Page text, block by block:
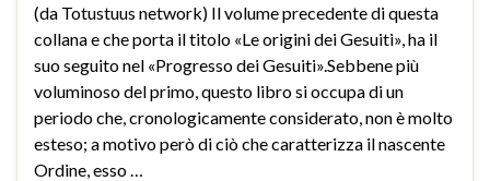
(da Totustuus network) Il volume precedente di questa
collana e che porta il titolo «Le origini dei Gesuiti», ha il
suo seguito nel «Progresso dei Gesuiti».Sebbene più
voluminoso del primo, questo libro si occupa di un
periodo che, cronologicamente considerato, non è molto
esteso; a motivo però di ciò che caratterizza il nascente
Ordine, esso …